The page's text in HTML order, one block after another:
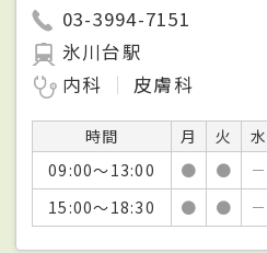
03-3994-7151
氷川台駅
内科
皮膚科
時間 月 火 水
09:00～13:00
● ● －
15:00～18:30
● ● －